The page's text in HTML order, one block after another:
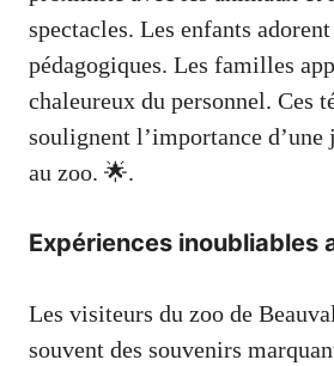
spectacles. Les enfants
pédagogiques. Les familles
chaleureux du personnel. Ces
soulignent l’importance
au zoo. 🌟.
Expériences inoubliables
Les visiteurs du zoo de
souvent des souvenirs